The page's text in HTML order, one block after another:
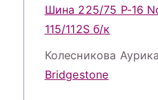
Шина 225/75 Р-16
115/112S б/к
Колесникова Аурика
Bridgestone